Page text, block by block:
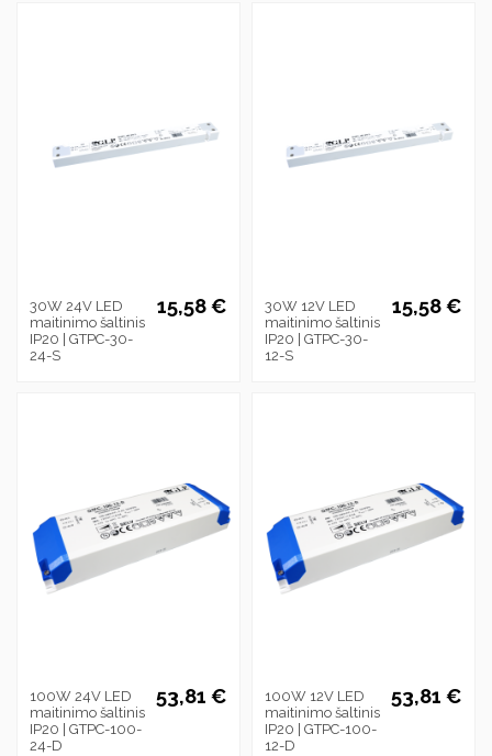
30W 24V LED
maitinimo šaltinis
IP20 | GTPC-30-
24-S
15,58 €
30W 12V LED
maitinimo šaltinis
IP20 | GTPC-30-
12-S
15,58 €
100W 24V LED
maitinimo šaltinis
IP20 | GTPC-100-
24-D
53,81 €
100W 12V LED
maitinimo šaltinis
IP20 | GTPC-100-
12-D
53,81 €